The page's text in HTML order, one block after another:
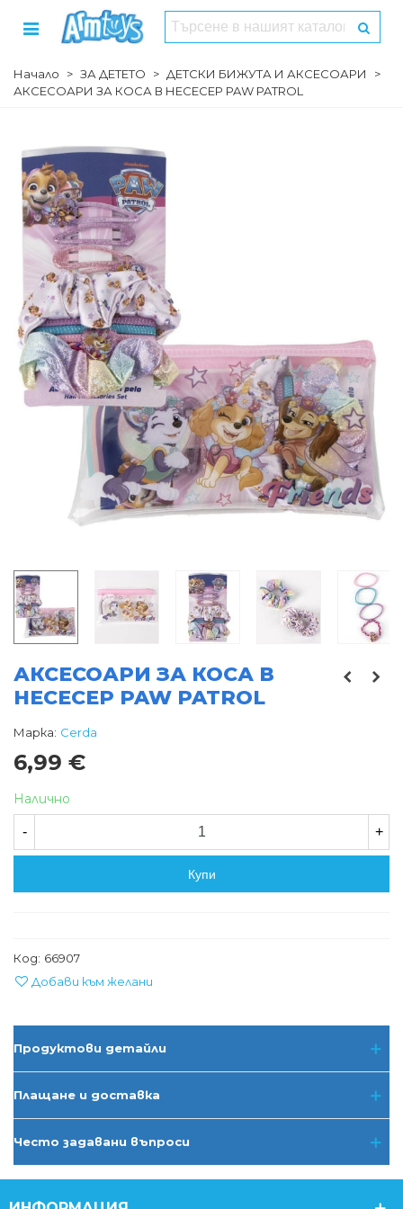
Начало > ЗА ДЕТЕТО > ДЕТСКИ БИЖУТА И АКСЕСОАРИ
>
АКСЕСОАРИ ЗА КОСА В НЕСЕСЕР PAW PATROL
АКСЕСОАРИ ЗА КОСА В
НЕСЕСЕР PAW PATROL
Марка: Cerda
6,99 €
Налично
- +
Купи
Код: 66907
Добави към желани
Продуктови детайли
Плащане и доставка
Често задавани въпроси